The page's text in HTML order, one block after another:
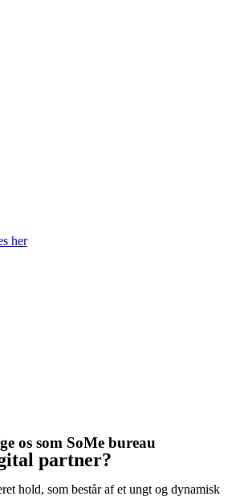
her
os som SoMe bureau
partner?
hold, som består af et ungt og dynamisk